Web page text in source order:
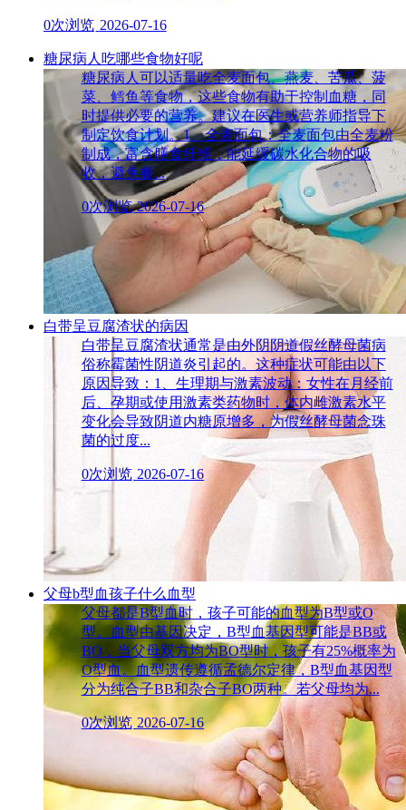
0次浏览 2026-07-16
糖尿病人吃哪些食物好呢
糖尿病人可以适量吃全麦面包、燕麦、苦瓜、菠
菜、鳕鱼等食物，这些食物有助于控制血糖，同
时提供必要的营养。建议在医生或营养师指导下
制定饮食计划。1、全麦面包：全麦面包由全麦粉
制成，富含膳食纤维，能延缓碳水化合物的吸
收，避免餐...
0次浏览 2026-07-16
白带呈豆腐渣状的病因
白带呈豆腐渣状通常是由外阴阴道假丝酵母菌病
俗称霉菌性阴道炎引起的。这种症状可能由以下
原因导致：1、生理期与激素波动：女性在月经前
后、孕期或使用激素类药物时，体内雌激素水平
变化会导致阴道内糖原增多，为假丝酵母菌念珠
菌的过度...
0次浏览 2026-07-16
父母b型血孩子什么血型
父母都是B型血时，孩子可能的血型为B型或O
型。血型由基因决定，B型血基因型可能是BB或
BO，当父母双方均为BO型时，孩子有25%概率为
O型血。血型遗传遵循孟德尔定律，B型血基因型
分为纯合子BB和杂合子BO两种。若父母均为...
0次浏览 2026-07-16